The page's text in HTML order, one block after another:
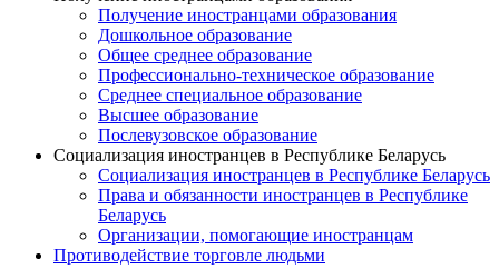
Получение иностранцами образования
Дошкольное образование
Общее среднее образование
Профессионально-техническое образование
Среднее специальное образование
Высшее образование
Послевузовское образование
Социализация иностранцев в Республике Беларусь
Социализация иностранцев в Республике Беларусь
Права и обязанности иностранцев в Республике
Беларусь
Oрганизации, помогающие иностранцам
Противодействие торговле людьми